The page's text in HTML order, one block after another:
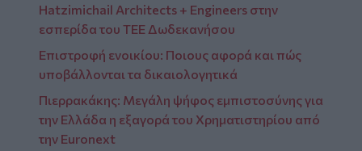
Hatzimichail Architects + Engineers στην
εσπερίδα του ΤΕΕ Δωδεκανήσου
Επιστροφή ενοικίου: Ποιους αφορά και πώς
υποβάλλονται τα δικαιολογητικά
Πιερρακάκης: Μεγάλη ψήφος εμπιστοσύνης για
την Ελλάδα η εξαγορά του Χρηματιστηρίου από
την Euronext